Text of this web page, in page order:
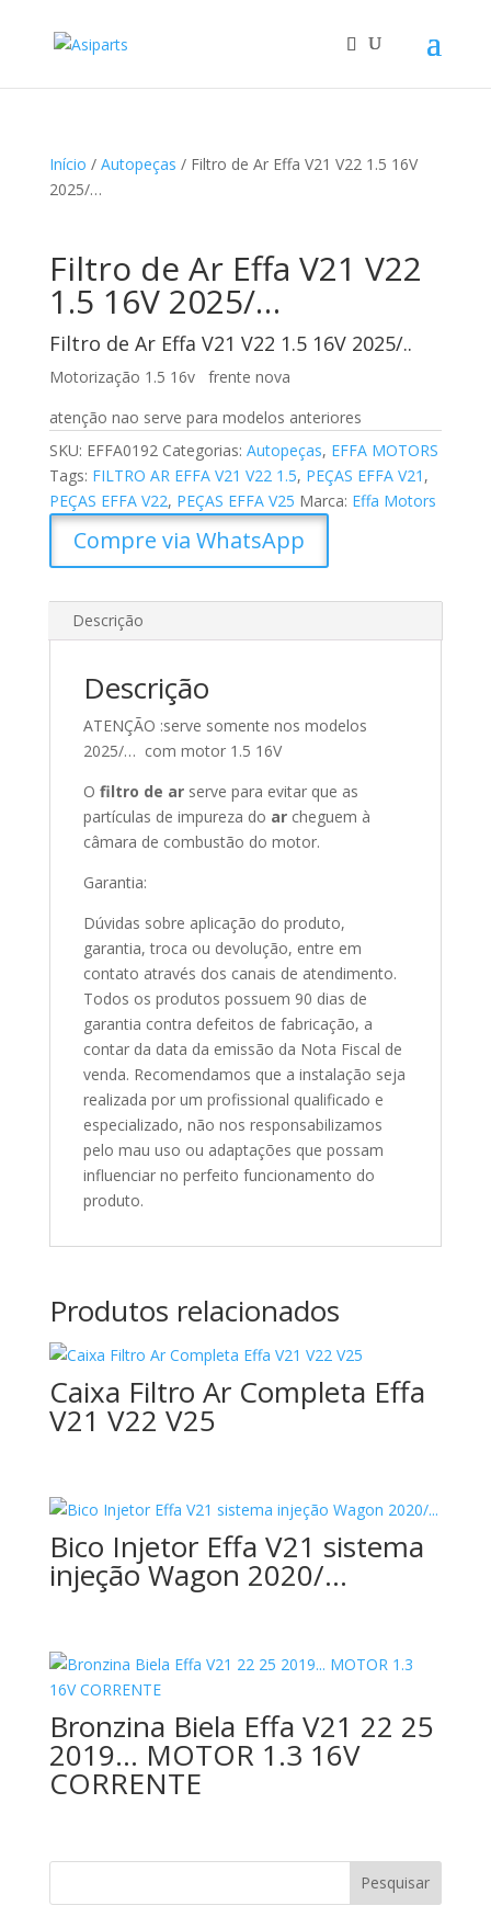
Início / Autopeças / Filtro de Ar Effa V21 V22 1.5 16V
2025/…
Filtro de Ar Effa V21 V22
1.5 16V 2025/…
Filtro de Ar Effa V21 V22 1.5 16V 2025/..
Motorização 1.5 16v frente nova
atenção nao serve para modelos anteriores
SKU: EFFA0192 Categorias: Autopeças, EFFA MOTORS
Tags: FILTRO AR EFFA V21 V22 1.5, PEÇAS EFFA V21 ,
PEÇAS EFFA V22, PEÇAS EFFA V25 Marca: Effa Motors
Compre via WhatsApp
Descrição
Descrição
ATENÇÃO :serve somente nos modelos
2025/… com motor 1.5 16V
O filtro de arserve para evitar que as
partículas de impureza do archeguem à
câmara de combustão do motor.
Garantia:
Dúvidas sobre aplicação do produto,
garantia, troca ou devolução, entre em
contato através dos canais de atendimento.
Todos os produtos possuem 90 dias de
garantia contra defeitos de fabricação, a
contar da data da emissão da Nota Fiscal de
venda. Recomendamos que a instalação seja
realizada por um profissional qualificado e
especializado, não nos responsabilizamos
pelo mau uso ou adaptações que possam
influenciar no perfeito funcionamento do
produto.
Produtos relacionados
Caixa Filtro Ar Completa Effa
V21 V22 V25
Bico Injetor Effa V21 sistema
injeção Wagon 2020/…
Bronzina Biela Effa V21 22 25
2019… MOTOR 1.3 16V
CORRENTE
Pesquisar